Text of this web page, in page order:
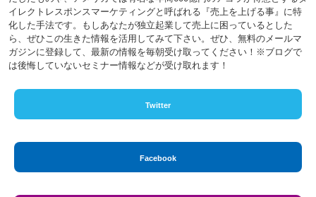
イレクトレスポンスマーケティングと呼ばれる『売上を上げる事』に特
化した手法です。もしあなたが独立起業して売上に困っているとした
ら、ぜひこの生きた情報を活用してみて下さい。ぜひ、無料のメールマ
ガジンに登録して、最新の情報を毎朝受け取ってください！※ブログで
は後悔していないセミナー情報などが受け取れます！
Twitter
Facebook